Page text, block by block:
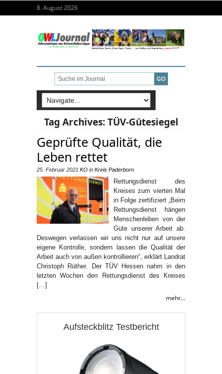
8. August 2026
Tag Archives:TÜV-Gütesiegel
Geprüfte Qualität, die
Leben rettet
25. Februar 2021 KO in Kreis Paderborn
Rettungsdienst des
Kreises zum vierten Mal
in Folge zertifiziert „Beim
Rettungsdienst hängen
Menschenleben von der
Güte unserer Arbeit ab.
Deswegen verlassen wir uns nicht nur auf unsere
eigene Kontrolle, sondern lassen die Qualität der
Arbeit auch von außen kontrollieren“, erklärt Landrat
Christoph Rüther. Der TÜV Hessen nahm in den
letzten Wochen den Rettungsdienst des Kreises
[…]
mehr...
Aufsteckblitz Testbericht